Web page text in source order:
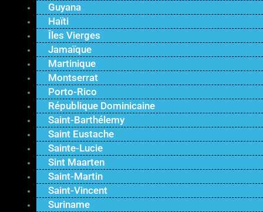
Guyana
Haïti
Îles Vierges
Jamaïque
Martinique
Montserrat
Porto-Rico
République Dominicaine
Saint-Barthélemy
Saint Eustache
Sainte-Lucie
Sint Maarten
Saint-Martin
Saint-Vincent
Suriname